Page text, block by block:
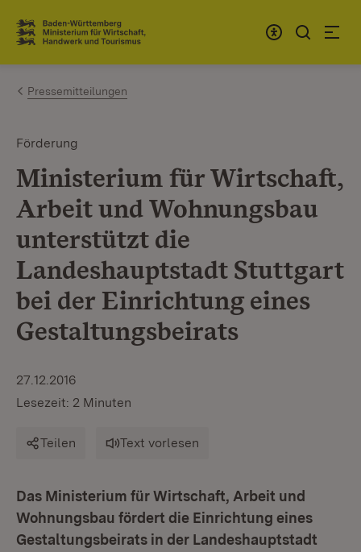
Zum Inhalt springen
Link zur Startseite
Pressemitteilungen
Förderung
Ministerium für Wirtschaft,
Arbeit und Wohnungsbau
unterstützt die
Landeshauptstadt Stuttgart
bei der Einrichtung eines
Gestaltungsbeirats
27.12.2016
Lesezeit: 2 Minuten
Teilen Text vorlesen
Das Ministerium für Wirtschaft, Arbeit und
Wohnungsbau fördert die Einrichtung eines
Gestaltungsbeirats in der Landeshauptstadt